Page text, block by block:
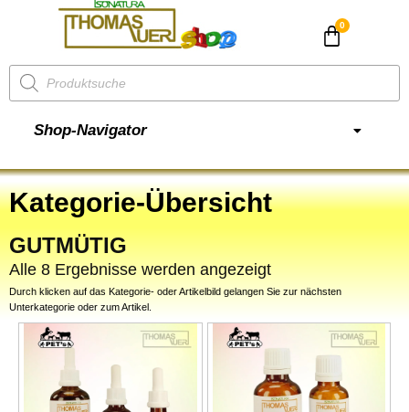
Shop-Navigator
Kategorie-Übersicht
GUTMÜTIG
Alle 8 Ergebnisse werden angezeigt
Durch klicken auf das Kategorie- oder Artikelbild gelangen Sie zur nächsten
Unterkategorie oder zum Artikel.